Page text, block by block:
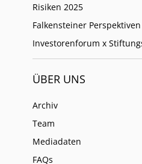
Risiken 2025
Falkensteiner Perspektiven
Investorenforum x
ÜBER UNS
Archiv
Team
Mediadaten
FAQs